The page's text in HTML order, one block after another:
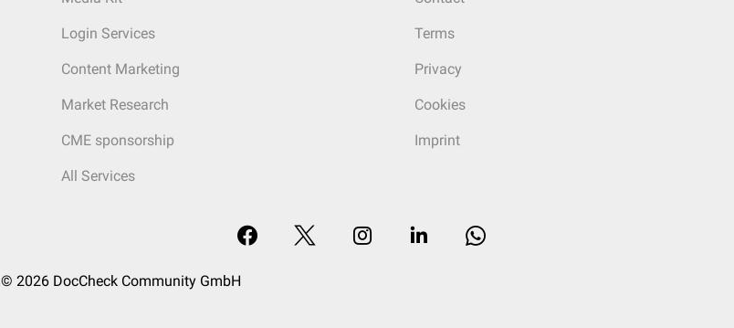
Login Services
Content Marketing
Market Research
CME sponsorship
All Services
Terms
Privacy
Cookies
Imprint
© 2026 DocCheck Community GmbH